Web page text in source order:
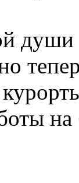
души